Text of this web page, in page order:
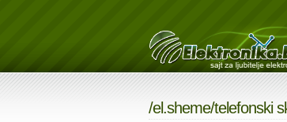
/el.sheme/telefonski